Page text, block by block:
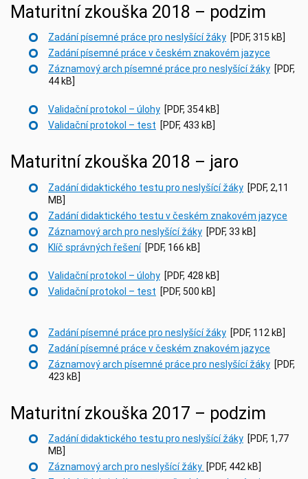
Maturitní zkouška 2018 – podzim
Zadání písemné práce pro neslyšící žáky [PDF, 315 kB]
Zadání písemné práce v českém znakovém jazyce
Záznamový arch písemné práce pro neslyšící žáky [PDF,
44 kB]
Validační protokol – úlohy [PDF, 354 kB]
Validační protokol – test [PDF, 433 kB]
Maturitní zkouška 2018 – jaro
Zadání didaktického testu pro neslyšící žáky [PDF, 2,11
MB]
Zadání didaktického testu v českém znakovém jazyce
Záznamový arch pro neslyšící žáky [PDF, 33 kB]
Klíč správných řešení[PDF, 166 kB]
Validační protokol – úlohy [PDF, 428 kB]
Validační protokol – test [PDF, 500 kB]
Zadání písemné práce pro neslyšící žáky [PDF, 112 kB]
Zadání písemné práce v českém znakovém jazyce
Záznamový arch písemné práce pro neslyšící žáky [PDF,
423 kB]
Maturitní zkouška 2017 – podzim
Zadání didaktického testu pro neslyšící žáky [PDF, 1,77
MB]
Záznamový arch pro neslyšící žáky [PDF, 442 kB]